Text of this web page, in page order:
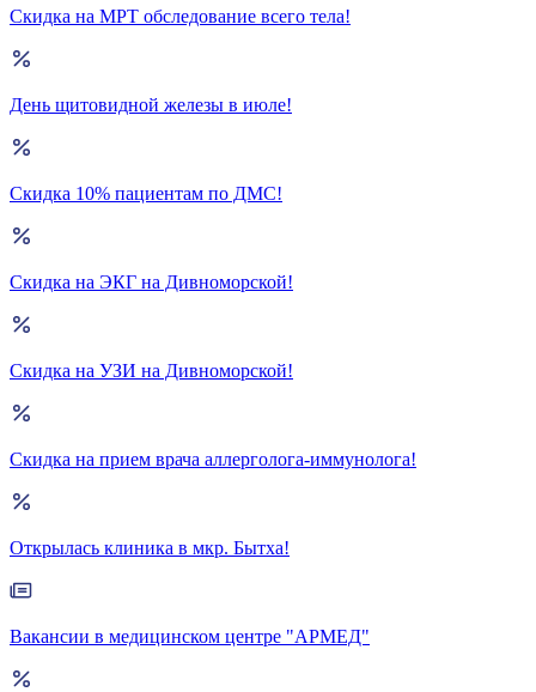
Скидка на МРТ обследование всего тела!
День щитовидной железы в июле!
Скидка 10% пациентам по ДМС!
Скидка на ЭКГ на Дивноморской!
Скидка на УЗИ на Дивноморской!
Скидка на прием врача аллерголога-иммунолога!
Открылась клиника в мкр. Бытха!
Вакансии в медицинском центре "АРМЕД"